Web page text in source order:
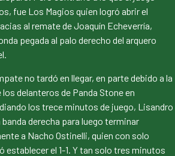
fue Los Magios quien logró abrir el
al remate de Joaquín Echeverría,
pegada al palo derecho del arquero
no tardó en llegar, en parte debido a la
delanteros de Panda Stone en
los trece minutos de juego, Lisandro
derecha para luego terminar
a Nacho Ostinelli, quien con solo
establecer el 1-1. Y tan solo tres minutos